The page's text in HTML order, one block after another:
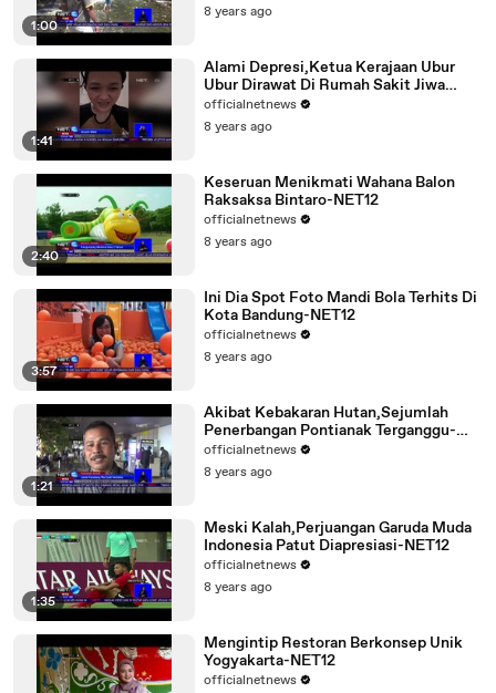
1:00
8 years ago
1:41
Alami Depresi,Ketua Kerajaan Ubur
Ubur Dirawat Di Rumah Sakit Jiwa
NET12
officialnetnews
8 years ago
2:40
Keseruan Menikmati Wahana Balon
Raksaksa Bintaro-NET12
officialnetnews
8 years ago
3:57
Ini Dia Spot Foto Mandi Bola Terhits Di
Kota Bandung-NET12
officialnetnews
8 years ago
1:21
Akibat Kebakaran Hutan,Sejumlah
Penerbangan Pontianak Terganggu-
NET12
officialnetnews
8 years ago
1:35
Meski Kalah,Perjuangan Garuda Muda
Indonesia Patut Diapresiasi-NET12
officialnetnews
8 years ago
Mengintip Restoran Berkonsep Unik
Yogyakarta-NET12
officialnetnews